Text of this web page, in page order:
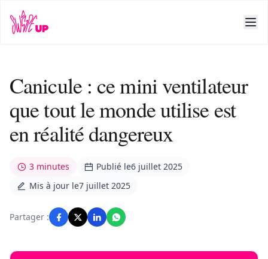
Canicule : ce mini ventilateur
que tout le monde utilise est
en réalité dangereux
3 minutes Publié le6 juillet 2025
Mis à jour le7 juillet 2025
Partager :